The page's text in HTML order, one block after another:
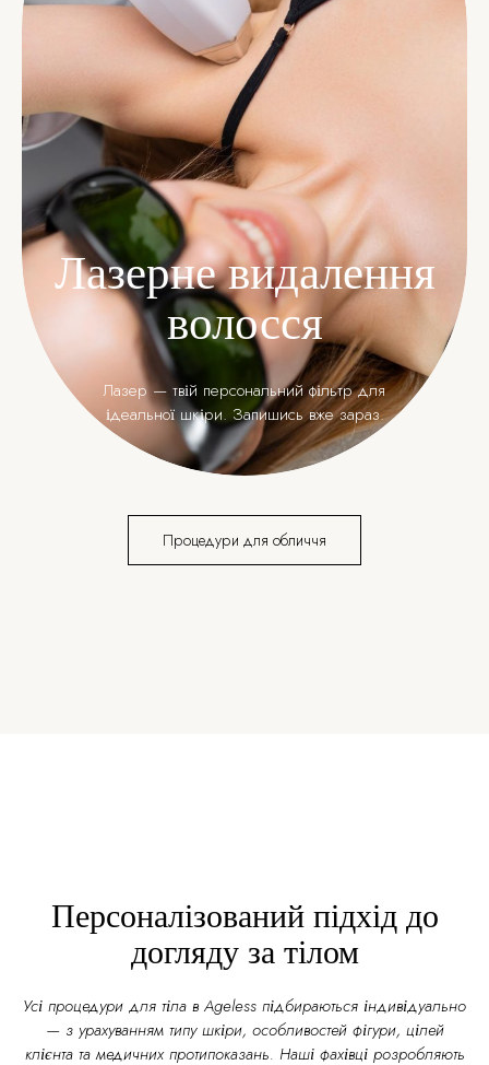
Лазерне видалення
волосся
Лазер — твій персональний фільтр для
ідеальної шкіри. Запишись вже зараз.
Процедури для обличчя
Персоналізований підхід до
догляду за тілом
Усі процедури для тіла в Ageless підбираються індивідуально
— з урахуванням типу шкіри, особливостей фігури, цілей
клієнта та медичних протипоказань. Наші фахівці розробляють